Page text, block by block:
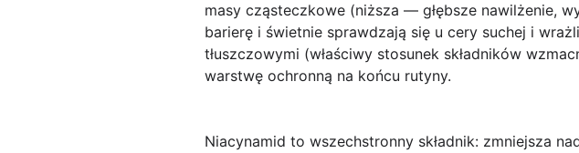
masy cząsteczkowe (niższa — głębsze nawilżenie,
barierę i świetnie sprawdzają się u cery suchej i
tłuszczowymi (właściwy stosunek składników
warstwę ochronną na końcu rutyny.
Niacynamid to wszechstronny składnik: zmniejsza